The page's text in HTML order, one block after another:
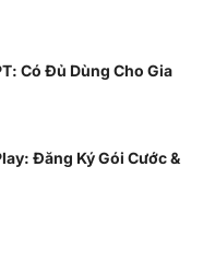
Có Đủ Dùng Cho Gia
Đăng Ký Gói Cước &